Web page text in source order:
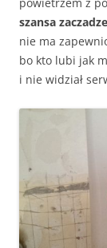
szansa
nie ma
bo kto lubi jak
i nie widział